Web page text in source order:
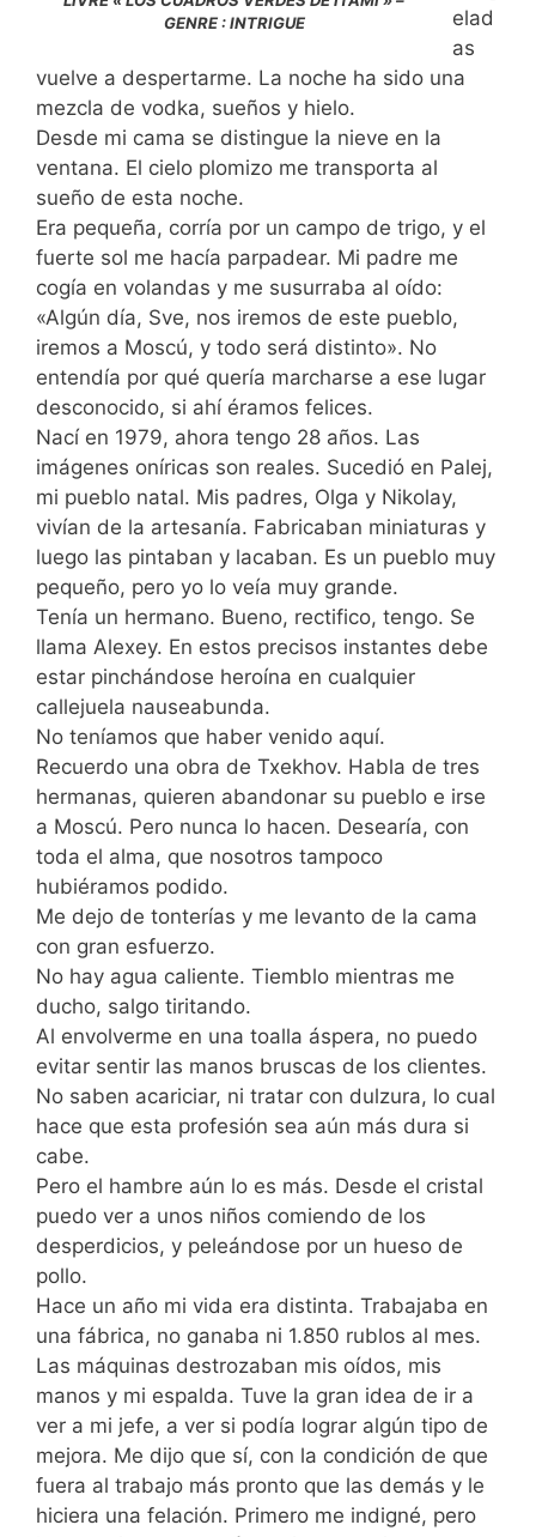
GENRE : INTRIGUE
elad
as
vuelve a despertarme. La noche ha sido una
mezcla de vodka, sueños y hielo.
Desde mi cama se distingue la nieve en la
ventana. El cielo plomizo me transporta al
sueño de esta noche.
Era pequeña, corría por un campo de trigo, y el
fuerte sol me hacía parpadear. Mi padre me
cogía en volandas y me susurraba al oído:
«Algún día, Sve, nos iremos de este pueblo,
iremos a Moscú, y todo será distinto». No
entendía por qué quería marcharse a ese lugar
desconocido, si ahí éramos felices.
Nací en 1979, ahora tengo 28 años. Las
imágenes oníricas son reales. Sucedió en Palej,
mi pueblo natal. Mis padres, Olga y Nikolay,
vivían de la artesanía. Fabricaban miniaturas y
luego las pintaban y lacaban. Es un pueblo muy
pequeño, pero yo lo veía muy grande.
Tenía un hermano. Bueno, rectifico, tengo. Se
llama Alexey. En estos precisos instantes debe
estar pinchándose heroína en cualquier
callejuela nauseabunda.
No teníamos que haber venido aquí.
Recuerdo una obra de Txekhov. Habla de tres
hermanas, quieren abandonar su pueblo e irse
a Moscú. Pero nunca lo hacen. Desearía, con
toda el alma, que nosotros tampoco
hubiéramos podido.
Me dejo de tonterías y me levanto de la cama
con gran esfuerzo.
No hay agua caliente. Tiemblo mientras me
ducho, salgo tiritando.
Al envolverme en una toalla áspera, no puedo
evitar sentir las manos bruscas de los clientes.
No saben acariciar, ni tratar con dulzura, lo cual
hace que esta profesión sea aún más dura si
cabe.
Pero el hambre aún lo es más. Desde el cristal
puedo ver a unos niños comiendo de los
desperdicios, y peleándose por un hueso de
pollo.
Hace un año mi vida era distinta. Trabajaba en
una fábrica, no ganaba ni 1.850 rublos al mes.
Las máquinas destrozaban mis oídos, mis
manos y mi espalda. Tuve la gran idea de ir a
ver a mi jefe, a ver si podía lograr algún tipo de
mejora. Me dijo que sí, con la condición de que
fuera al trabajo más pronto que las demás y le
hiciera una felación. Primero me indigné, pero